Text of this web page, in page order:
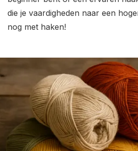
die je vaardigheden naar een
nog met haken!